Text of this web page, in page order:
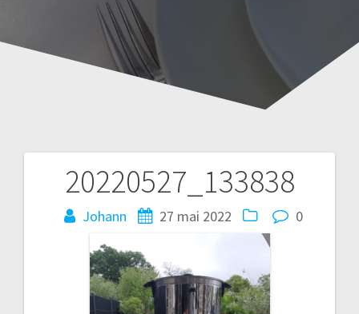
20220527_133838
Johann 27 mai 2022 0
Navigation
l’article